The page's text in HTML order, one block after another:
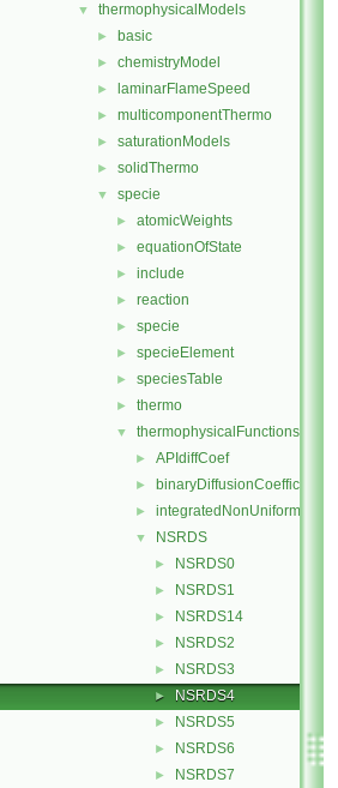
▼ thermophysicalModels
► basic
► chemistryModel
► laminarFlameSpeed
► multicomponentThermo
► saturationModels
► solidThermo
▼ specie
► atomicWeights
► equationOfState
► include
► reaction
► specie
► specieElement
► speciesTable
► thermo
▼ thermophysicalFunctions
► APIdiffCoef
► binaryDiffusionCoefficient
► integratedNonUniformTable1
▼ NSRDS
► NSRDS0
► NSRDS1
► NSRDS14
► NSRDS2
► NSRDS3
► NSRDS4
► NSRDS5
► NSRDS6
► NSRDS7